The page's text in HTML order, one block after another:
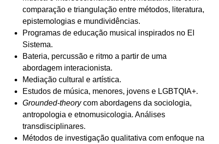
comparação e triangulação entre métodos, literatura,
epistemologias e mundividências.
Programas de educação musical inspirados no El
Sistema.
Bateria, percussão e ritmo a partir de uma
abordagem interacionista.
Mediação cultural e artística.
Estudos de música, menores, jovens e LGBTQIA+.
Grounded-theorycom abordagens da sociologia,
antropologia e etnomusicologia. Análises
transdisciplinares.
Métodos de investigação qualitativa com enfoque na